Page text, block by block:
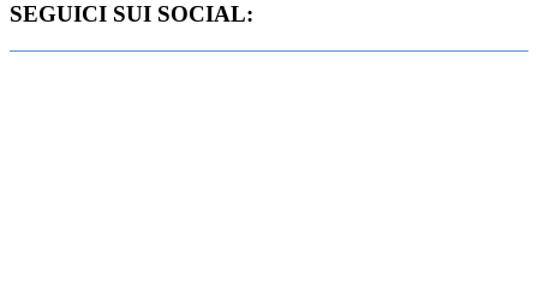
SEGUICI SUI SOCIAL: